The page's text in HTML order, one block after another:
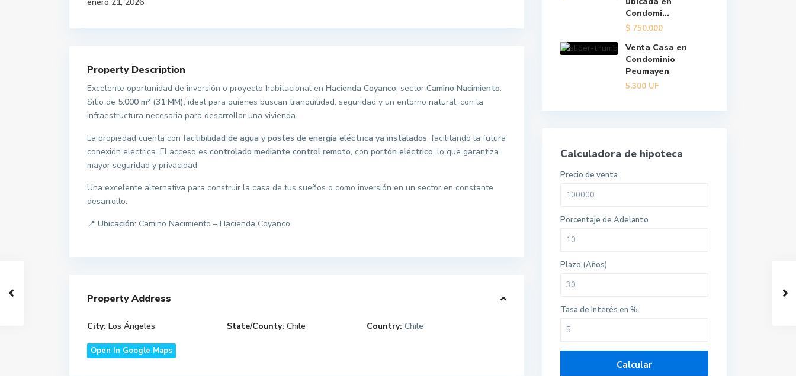
Property Description
Excelente oportunidad de inversión o proyecto habitacional en Hacienda Coyanco, sector Camino Nacimiento.
Sitio de 5.000 m² (31 MM), ideal para quienes buscan tranquilidad, seguridad y un entorno natural, con la
infraestructura necesaria para desarrollar una vivienda.
La propiedad cuenta con factibilidad de agua y postes de energía eléctrica ya instalados, facilitando la futura
conexión eléctrica. El acceso es controlado mediante control remoto, con portón eléctrico, lo que garantiza
mayor seguridad y privacidad.
Una excelente alternativa para construir la casa de tus sueños o como inversión en un sector en constante
desarrollo.
📍 Ubicación: Camino Nacimiento – Hacienda Coyanco
Property Address
City: Los Ángeles State/County: Chile Country: Chile
Open In Google Maps
Condomi...
$ 750.000
Venta Casa en
Condominio
Peumayen
5.300 UF
Calculadora de hipoteca
Precio de venta
Porcentaje de Adelanto
Plazo (Años)
Tasa de Interés en %
Calcular